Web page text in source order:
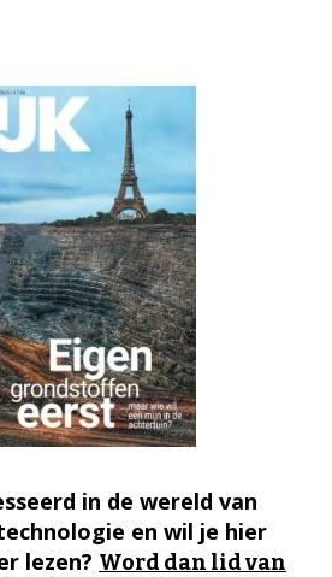
in de wereld van
en wil je hier
lezen? Word dan lid van